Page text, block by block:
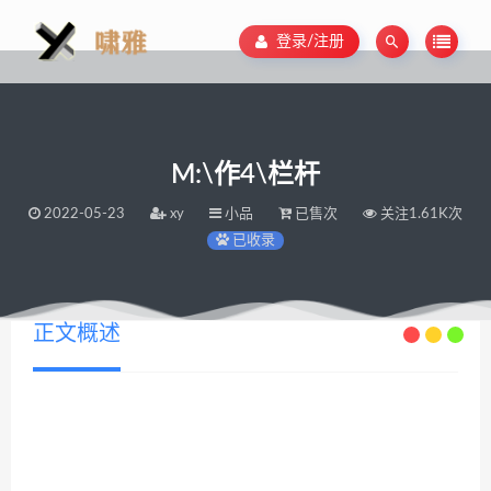
登录/注册
M:\作4\栏杆
2022-05-23 xy 小品 已售次
关注1.61K次
已收录
正文概述